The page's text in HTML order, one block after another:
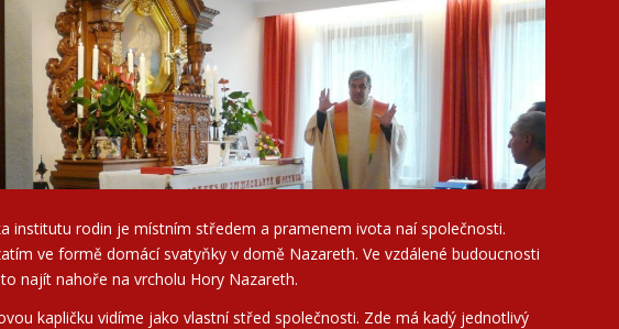
institutu rodin je místním středem a pramenem ivota naí společnosti.
ve formě domácí svatyňky v domě Nazareth. Ve vzdálené budoucnosti
najít nahoře na vrcholu Hory Nazareth.
kapličku vidíme jako vlastní střed společnosti. Zde má kadý jednotlivý